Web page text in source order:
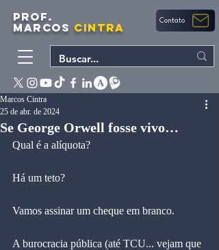
PROF.
MARCOS CINTRA Contato
Se George Orwell fosse vivo…
Marcos Cintra
25 de abr. de 2024
Qual é a alíquota?
Há um teto?
Vamos assinar um cheque em branco.
A burocracia pública (até TCU... vejam que